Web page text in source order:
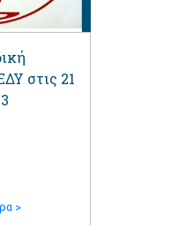
στις 21
>